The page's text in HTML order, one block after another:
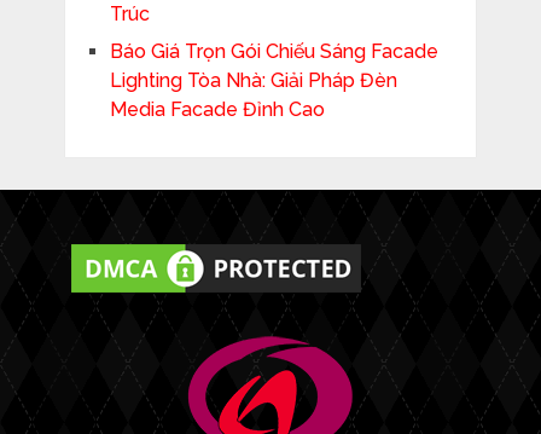
Trúc
Báo Giá Trọn Gói Chiếu Sáng Facade
Lighting Tòa Nhà: Giải Pháp Đèn
Media Facade Đỉnh Cao